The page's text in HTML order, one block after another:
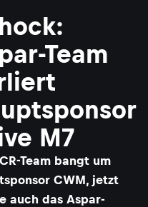
Team
M7
Team bangt um
CWM, jetzt
auch das Aspar-